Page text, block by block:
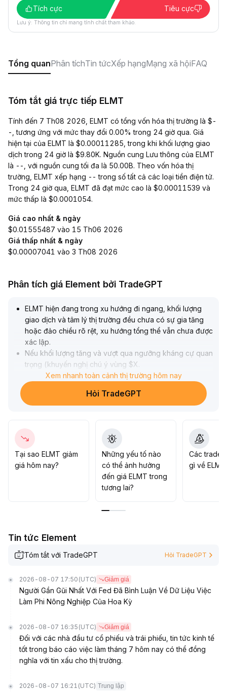
Tích cực
Tiêu cực
Lưu ý: Thông tin chỉ mang tính chất tham khảo.
Tổng quanPhân tíchTin tứcXếp hạngMạng xã hộiFAQ
Tóm tắt giá trực tiếp ELMT
Tính đến 7 Th08 2026, ELMT có tổng vốn hóa thị trường là $-
-, tương ứng với mức thay đổi 0.00% trong 24 giờ qua. Giá
hiện tại của ELMT là $0.00011285, trong khi khối lượng giao
dịch trong 24 giờ là $9.80K. Nguồn cung Lưu thông của ELMT
là --, với nguồn cung tối đa là 50.00B. Theo vốn hóa thị
trường, ELMT xếp hạng -- trong số tất cả các loại tiền điện tử.
Trong 24 giờ qua, ELMT đã đạt mức cao là $0.00011539 và
mức thấp là $0.0001054.
Giá cao nhất & ngày
$0.01555487 vào 15 Th06 2026
Giá thấp nhất & ngày
$0.00007041 vào 3 Th08 2026
Phân tích giá Element bởi TradeGPT
ELMT hiện đang trong xu hướng đi ngang, khối lượng
giao dịch và tâm lý thị trường đều chưa có sự gia tăng
hoặc đảo chiều rõ rệt, xu hướng tổng thể vẫn chưa được
xác lập.
Nếu khối lượng tăng và vượt qua ngưỡng kháng cự quan
trọng (khuyến nghị chú ý vùng $X
XX, cụ thể theo diễn biến mới nhất), có thể thử mở vị thế
nhỏ và dần tăng thêm trong ngắn hoặc trung hạn; nếu
thủng vùng hỗ trợ chính thì cần phải dừng lỗ và rời khỏi
hiệu bứt phá, chú trọng kiểm soát vị thế và quản lý rủi ro
Xem nhanh toàn cảnh thị trường hôm nay
Hỏi TradeGPT
Tại sao ELMT giảm
giá hôm nay?
Những yếu tố nào
có thể ảnh hưởng
đến giá ELMT trong
tương lai?
Các trader
gì về
Tin tức Element
Tóm tắt với TradeGPT Hỏi TradeGPT
2026-08-07 17:50 (UTC) Giảm giá
Người Gần Gũi Nhất Với Fed Đã Bình Luận Về Dữ Liệu Việc
Làm Phi Nông Nghiệp Của Hoa Kỳ
2026-08-07 16:35 (UTC) Giảm giá
Đối với các nhà đầu tư cổ phiếu và trái phiếu, tin tức kinh tế
tốt trong báo cáo việc làm tháng 7 hôm nay có thể đồng
nghĩa với tin xấu cho thị trường.
2026-08-07 16:21 (UTC) Trung lập